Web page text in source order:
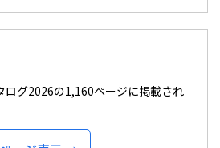
ログ2026の1,160ページに掲載され